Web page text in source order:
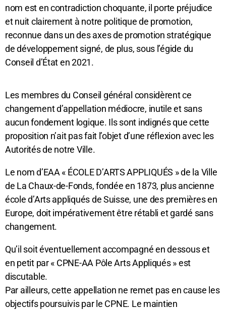
nom est en contradiction choquante, il porte préjudice
et nuit clairement à notre politique de promotion,
reconnue dans un des axes de promotion stratégique
de développement signé, de plus, sous l’égide du
Conseil d’État en 2021.
Les membres du Conseil général considèrent ce
changement d’appellation médiocre, inutile et sans
aucun fondement logique. Ils sont indignés que cette
proposition n’ait pas fait l’objet d’une réflexion avec les
Autorités de notre Ville.
Le nom d’EAA « ÉCOLE D’ARTS APPLIQUÉS » de la Ville
de La Chaux-de-Fonds, fondée en 1873, plus ancienne
école d’Arts appliqués de Suisse, une des premières en
Europe, doit impérativement être rétabli et gardé sans
changement.
Qu’il soit éventuellement accompagné en dessous et
en petit par « CPNE-AA Pôle Arts Appliqués » est
discutable.
Par ailleurs, cette appellation ne remet pas en cause les
objectifs poursuivis par le CPNE. Le maintien